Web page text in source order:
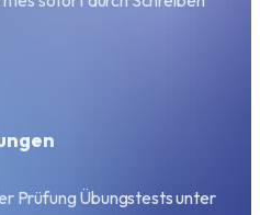
Prüfung Übungstests unter